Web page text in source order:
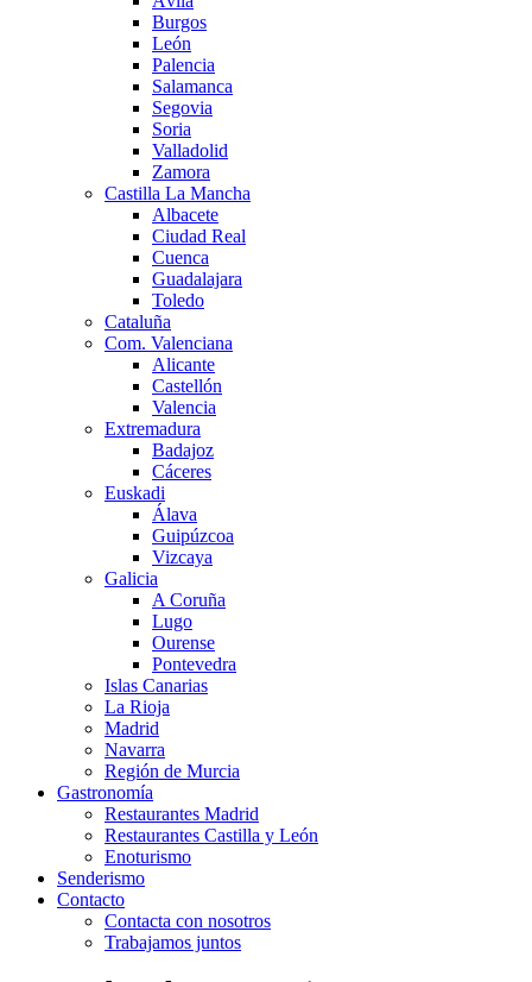
Burgos
León
Palencia
Salamanca
Segovia
Soria
Valladolid
Zamora
Castilla La Mancha
Albacete
Ciudad Real
Cuenca
Guadalajara
Toledo
Cataluña
Com. Valenciana
Alicante
Castellón
Valencia
Extremadura
Badajoz
Cáceres
Euskadi
Álava
Guipúzcoa
Vizcaya
Galicia
A Coruña
Lugo
Ourense
Pontevedra
Islas Canarias
La Rioja
Madrid
Navarra
Región de Murcia
Gastronomía
Restaurantes Madrid
Restaurantes Castilla y León
Enoturismo
Senderismo
Contacto
Contacta con nosotros
Trabajamos juntos